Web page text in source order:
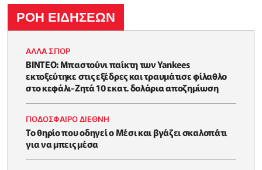
ΡΟΗ ΕΙΔΗΣΕΩΝ
ΑΛΛΑ ΣΠΟΡ
ΒΙΝΤΕΟ: Μπαστούνι παίκτη των Yankees
εκτοξεύτηκε στις εξέδρες και τραυμάτισε φίλαθλο
στο κεφάλι-Ζητά 10 εκατ. δολάρια αποζημίωση
ΠΟΔΟΣΦΑΙΡΟ ΔΙΕΘΝΗ
Το θηρίο που οδηγεί ο Μέσι και βγάζει σκαλοπάτι
για να μπεις μέσα